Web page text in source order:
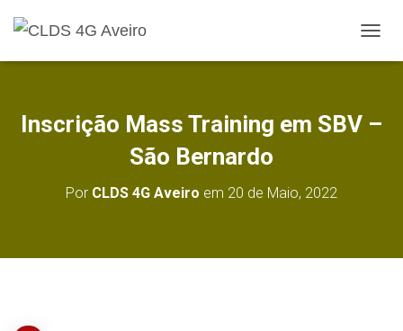
L
Inscrição Mass Training em SBV –
São Bernardo
Por CLDS 4G Aveiro em 20 de Maio, 2022